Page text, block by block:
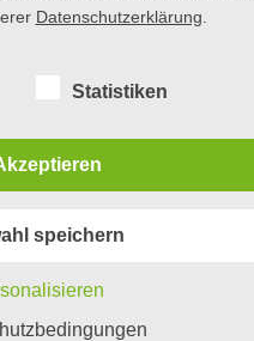
Datenschutzerklärung
Statistiken
speichern